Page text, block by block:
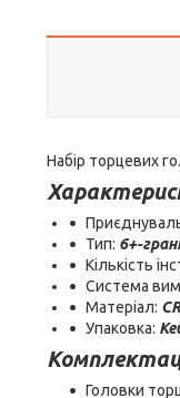
Набір торцевих
Тип: 6+-
Кількість
Система
Матеріал: CR
Упаковка:
Головки